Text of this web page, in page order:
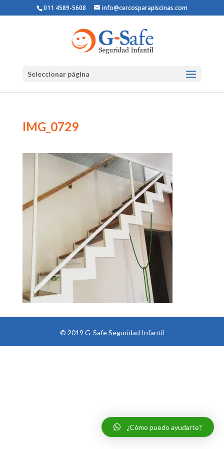
011 4589-5608 info@cercosparapiscinas.com
Seleccionar página
IMG_0729
© 2019 G-Safe Seguridad Infantil
¿Cómo puedo ayudarte?